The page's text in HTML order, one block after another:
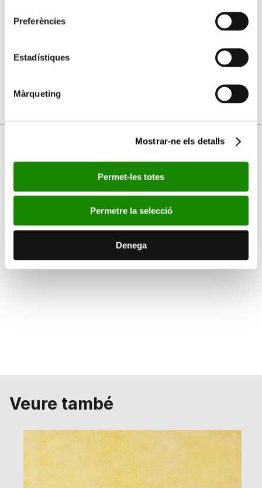
Preferències
Estadístiques
Màrqueting
Mostrar-ne els detalls
Permet-les totes
Permetre la selecció
Denega
Vídeos
màrquetingper a veure este element.
Veure també